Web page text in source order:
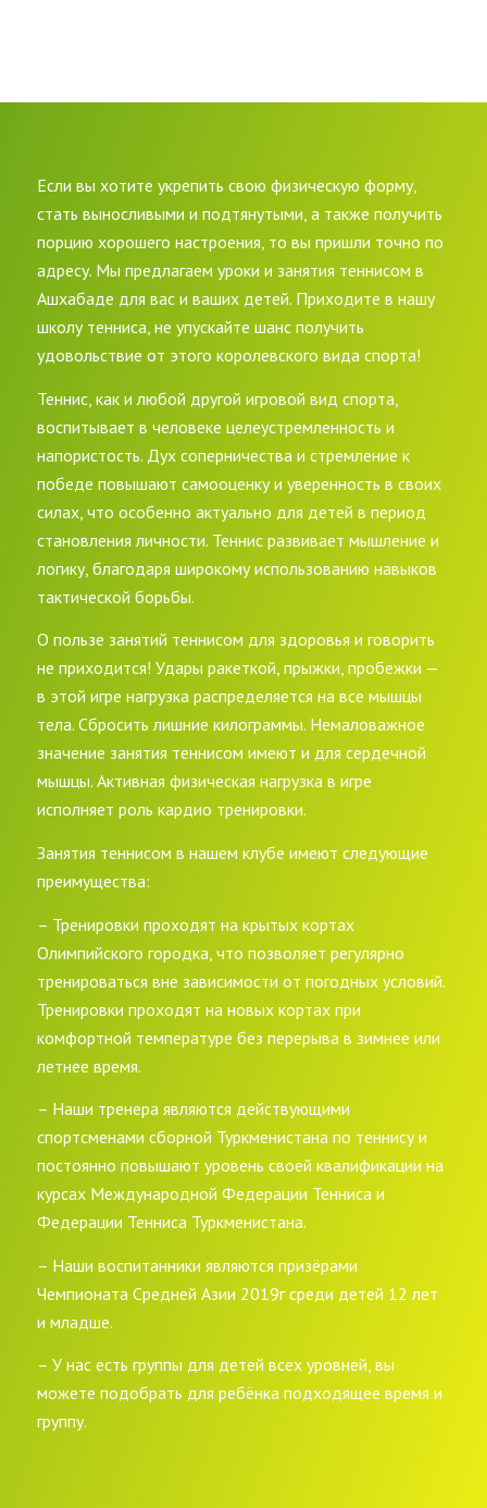
Если вы хотите укрепить свою физическую форму,
стать выносливыми и подтянутыми, а также получить
порцию хорошего настроения, то вы пришли точно по
адресу. Мы предлагаем уроки и занятия теннисом в
Ашхабаде для вас и ваших детей. Приходите в нашу
школу тенниса, не упускайте шанс получить
удовольствие от этого королевского вида спорта!
Теннис, как и любой другой игровой вид спорта,
воспитывает в человеке целеустремленность и
напористость. Дух соперничества и стремление к
победе повышают самооценку и уверенность в своих
силах, что особенно актуально для детей в период
становления личности. Теннис развивает мышление и
логику, благодаря широкому использованию навыков
тактической борьбы.
О пользе занятий теннисом для здоровья и говорить
не приходится! Удары ракеткой, прыжки, пробежки —
в этой игре нагрузка распределяется на все мышцы
тела. Сбросить лишние килограммы. Немаловажное
значение занятия теннисом имеют и для сердечной
мышцы. Активная физическая нагрузка в игре
исполняет роль кардио тренировки.
Занятия теннисом в нашем клубе имеют следующие
преимущества:
– Тренировки проходят на крытых кортах
Олимпийского городка, что позволяет регулярно
тренироваться вне зависимости от погодных условий.
Тренировки проходят на новых кортах при
комфортной температуре без перерыва в зимнее или
летнее время.
– Наши тренера являются действующими
спортсменами сборной Туркменистана по теннису и
постоянно повышают уровень своей квалификации на
курсах Международной Федерации Тенниса и
Федерации Тенниса Туркменистана.
– Наши воспитанники являются призёрами
Чемпионата Средней Азии 2019г среди детей 12 лет
и младше.
– У нас есть группы для детей всех уровней, вы
можете подобрать для ребёнка подходящее время и
группу.